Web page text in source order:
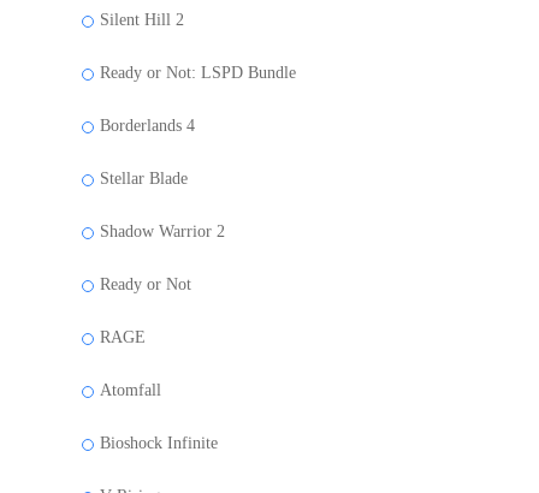
Silent Hill 2
Ready or Not: LSPD Bundle
Borderlands 4
Stellar Blade
Shadow Warrior 2
Ready or Not
RAGE
Atomfall
Bioshock Infinite